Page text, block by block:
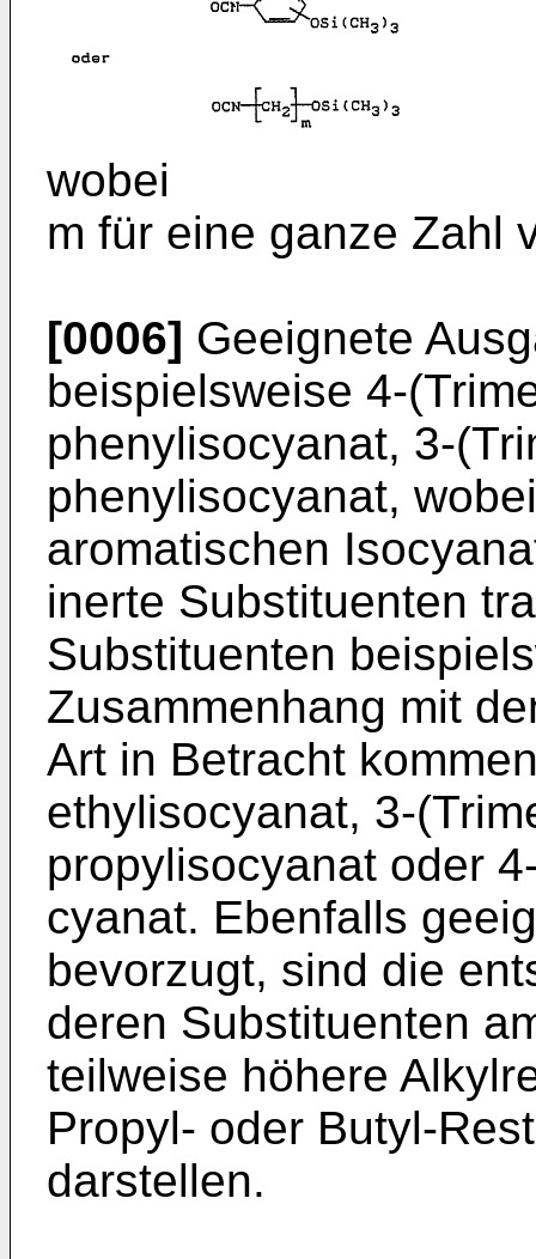
wobei
m für eine ganze Zahl
[0006] Geeignete
beispielsweise 4-­
phenylisocyanat, 3-
phenylisocyanat,
aromatischen
inerte Substituenten
Substituenten
Zusammenhang mit
Art in Betracht
ethylisocyanat, 3-
propylisocyanat oder
cyanat. Ebenfalls
bevorzugt, sind die
deren Substituenten
teilweise höhere
Propyl- oder Butyl-
darstellen.